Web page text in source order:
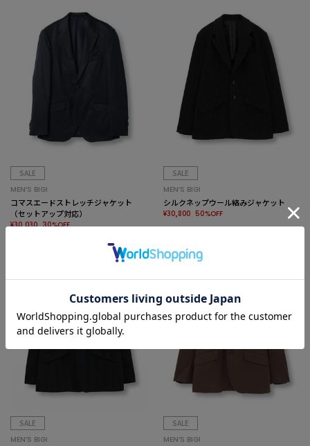
SALE
MEN’S BIGI
コマスエードストレッチジャケット
（セットアップ対応）
¥30,030 30%OFF
SALE
MEN’S BIGI
シルクネップウール絡みジャケット
¥30,800 50%OFF
SALE
MEN’S BIGI
SALE
MEN’S BIGI